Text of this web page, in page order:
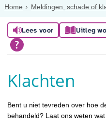
Home Meldingen, schade of
Lees voor Uitleg
Klachten
Bent u niet tevreden over hoe
behandeld? Laat ons weten